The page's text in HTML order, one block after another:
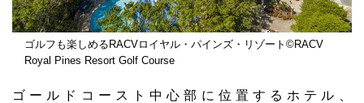
ゴルフも楽しめるRACVロイヤル・パインズ・リゾート©RACV
Royal Pines Resort Golf Course
ゴールドコースト中心部に位置するホテル、